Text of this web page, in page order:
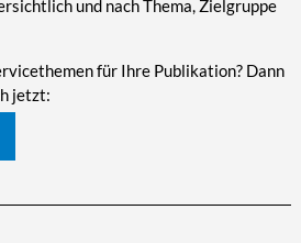
und nach Thema, Zielgruppe
für Ihre Publikation? Dann
jetzt: